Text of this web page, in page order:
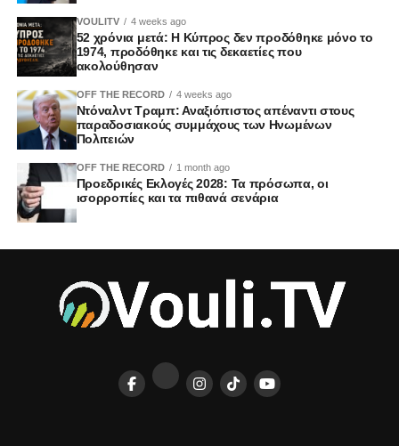
VOULITV 4 weeks ago
52 χρόνια μετά: Η Κύπρος δεν προδόθηκε μόνο το
1974, προδόθηκε και τις δεκαετίες που
ακολούθησαν
OFF THE RECORD 4 weeks ago
Ντόναλντ Τραμπ: Αναξιόπιστος απέναντι στους
παραδοσιακούς συμμάχους των Ηνωμένων
Πολιτειών
OFF THE RECORD 1 month ago
Προεδρικές Εκλογές 2028: Τα πρόσωπα, οι
ισορροπίες και τα πιθανά σενάρια